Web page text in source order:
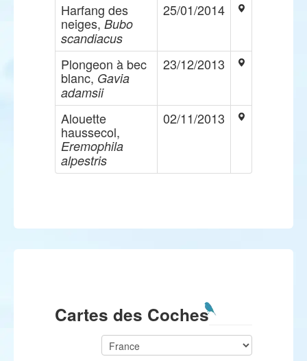
Harfang des
neiges,Bubo
scandiacus
25/01/2014
Plongeon à bec
blanc, Gavia
adamsii
23/12/2013
Alouette
haussecol,
Eremophila
alpestris
02/11/2013
Cartes des Coches